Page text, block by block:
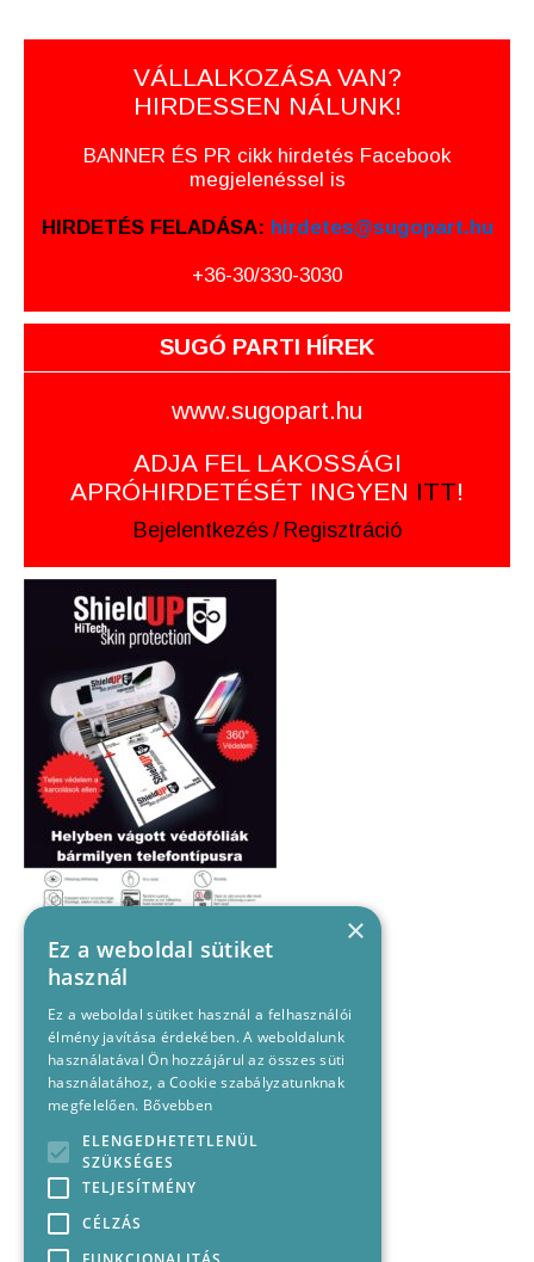
VÁLLALKOZÁSA VAN?
HIRDESSEN NÁLUNK!
BANNER ÉS PR cikk hirdetés Facebook
megjelenéssel is
HIRDETÉS FELADÁSA: hirdetes@sugopart.hu
+36-30/330-3030
SUGÓ PARTI HÍREK
www.sugopart.hu
ADJA FEL LAKOSSÁGI
APRÓHIRDETÉSÉT INGYEN ITT!
Bejelentkezés / Regisztráció
×
Ez a weboldal sütiket
használ
Ez a weboldal sütiket használ a felhasználói
élmény javítása érdekében. A weboldalunk
használatával Ön hozzájárul az összes süti
használatához, a Cookie szabályzatunknak
megfelelően. Bővebben
ELENGEDHETETLENÜL
SZÜKSÉGES
TELJESÍTMÉNY
CÉLZÁS